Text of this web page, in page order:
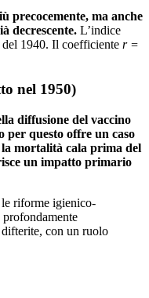
precocemente, ma anche
decrescente. L’indice
1940. Il coefficiente r =
nel 1950)
diffusione del vaccino
per questo offre un caso
mortalità cala prima del
un impatto primario
riforme igienico-
difterite, con un ruolo